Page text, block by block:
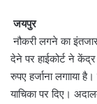
जयपुर
नौकरी लगने का
देने पर हाईकोर्ट ने
रुपए हर्जाना लगााया
याचिका पर दिए।